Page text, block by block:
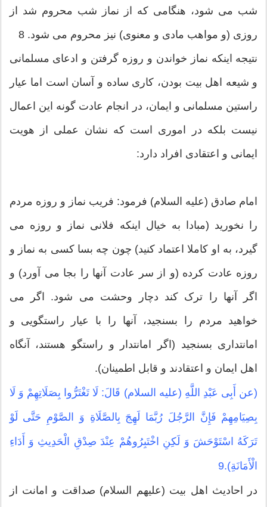
شب مى‏ شود، هنگامى كه از نماز شب محروم شد از
روزى (و مواهب مادى و معنوى) نیز محروم مى‏ شود. 8
نتیجه اینکه نماز خواندن و روزه گرفتن و ادعای مسلمانی
و شیعه اهل بیت بودن، کاری ساده و آسان است اما عیار
راستین مسلمانی و ایمان، در انجام عادت گونه این اعمال
نیست بلکه در اموری است که نشان عملی از هویت
ایمانی و اعتقادی افراد دارد:
امام صادق (علیه السلام) فرمود: فریب نماز و روزه مردم
را نخورید (مبادا به خیال اینکه فلانی نماز و روزه می
گیرد، به او کاملا اعتماد کنید) چون چه بسا کسی به نماز و
روزه عادت کرده (و از سر عادت آنها را بجا می آورد) و
اگر آنها را ترک کند دچار وحشت می شود. اگر می
خواهید مردم را بسنجید، آنها را با عیار راستگویی و
امانتداری بسنجید (اگر امانتدار و راستگو هستند، آنگاه
اهل ایمان و اعتقادند و قابل اطمینان).
(عن أَبِی عَبْدِ اللَّهِ (علیه السلام) قَالَ: لَا تَغْتَرُّوا بِصَلَاتِهِمْ وَ لَا
بِصِیَامِهِمْ فَإِنَّ الرَّجُلَ رُبَّمَا لَهِجَ بِالصَّلَاةِ وَ الصَّوْمِ حَتَّى لَوْ
تَرَكَهُ اسْتَوْحَشَ وَ لَكِنِ اخْتَبِرُوهُمْ عِنْدَ صِدْقِ الْحَدِیثِ وَ أَدَاءِ
الْأَمَانَةِ).9
در احادیث اهل بیت (علیهم السلام) صداقت و امانت از